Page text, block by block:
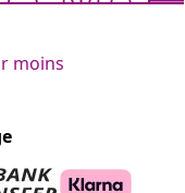
moins